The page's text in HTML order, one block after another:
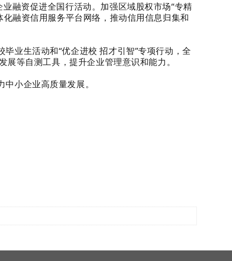
融资促进全国行活动。加强区域股权市场“专精
融资信用服务平台网络，推动信用信息归集和
业生活动和“优企进校 招才引智”专项行动，全
等自测工具，提升企业管理意识和能力。
小企业高质量发展。